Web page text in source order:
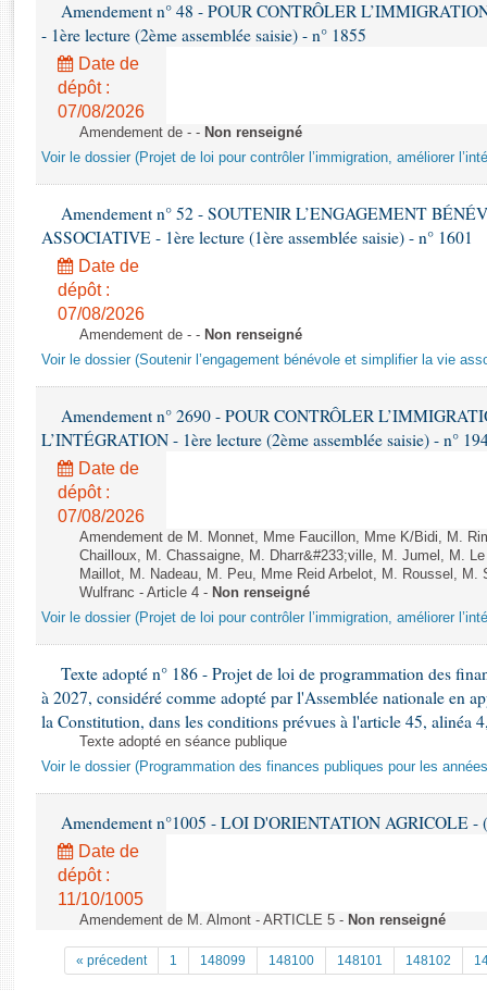
Rapports d'enquête
Rapports législatifs
Rapports sur l'application des lois
Baromètre de l’application des lois
Amendement n° 48 - POUR CONTRÔLER
- 1ère lecture (2ème assemblée saisie) - n° 1855
Date de
dépôt :
07/08/2026
Amendement de - - Non renseigné
Voir le dossier (Projet de loi pour contrôler l’immigration, améliorer
Amendement n° 52 - SOUTENIR L’ENGAGEMENT
ASSOCIATIVE - 1ère lecture (1ère assemblée saisie) - n° 1601
Date de
dépôt :
07/08/2026
Amendement de - - Non renseigné
Voir le dossier (Soutenir l’engagement bénévole et simplifier la vie
Amendement n° 2690 - POUR CONTRÔLER
L’INTÉGRATION - 1ère lecture (2ème assemblée saisie) - n°
Date de
dépôt :
07/08/2026
Amendement de M. Monnet, Mme Faucillon, Mme K/Bidi, M.
Chailloux, M. Chassaigne, M. Dharr&#233;ville, M. Jumel, M.
Maillot, M. Nadeau, M. Peu, Mme Reid Arbelot, M. Roussel, M.
Wulfranc - Article 4 - Non renseigné
Voir le dossier (Projet de loi pour contrôler l’immigration, améliorer
Texte adopté n° 186 - Projet de loi de programmation des
à 2027, considéré comme adopté par l'Assemblée nationale en
la Constitution, dans les conditions prévues à l'article 45, alinéa
Texte adopté en séance publique
Voir le dossier (Programmation des finances publiques pour les
Amendement n°1005 - LOI D'ORIENTATION AGRICOLE -
Date de
dépôt :
11/10/1005
Amendement de M. Almont - ARTICLE 5 - Non renseigné
« précedent 1 148099 148100 148101 148102